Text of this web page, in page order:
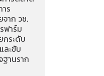
ร
าก วช.
ฟาร์ม
กระดับ
ละขับ
ฐานราก